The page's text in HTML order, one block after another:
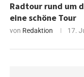
Radtour rund um
eine schöne Tour
von Redaktion 17.